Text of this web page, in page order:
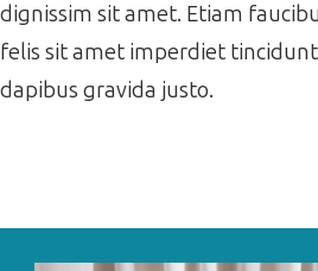
dignissim sit amet. Etiam
felis sit amet imperdiet
dapibus gravida justo.